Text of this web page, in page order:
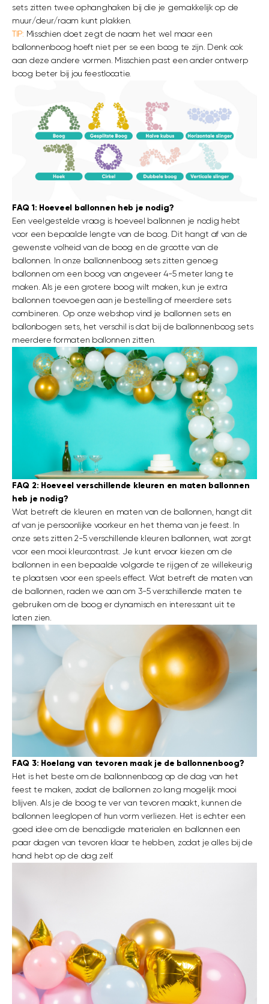
sets zitten twee ophanghaken bij die je gemakkelijk op de
muur/deur/raam kunt plakken.
TIP: Misschien doet zegt de naam het wel maar een
ballonnenboog hoeft niet per se een boog te zijn. Denk ook
aan deze andere vormen. Misschien past een ander ontwerp
boog beter bij jou feestlocatie.
FAQ 1: Hoeveel ballonnen heb je nodig?
Een veelgestelde vraag is hoeveel ballonnen je nodig hebt
voor een bepaalde lengte van de boog. Dit hangt af van de
gewenste volheid van de boog en de grootte van de
ballonnen. In onze ballonnenboog sets zitten genoeg
ballonnen om een boog van ongeveer 4-5 meter lang te
maken. Als je een grotere boog wilt maken, kun je extra
ballonnen toevoegen aan je bestelling of meerdere sets
combineren. Op onze webshop vind je ballonnen sets en
ballonbogen sets, het verschil is dat bij de ballonnenboog sets
meerdere formaten ballonnen zitten.
FAQ 2: Hoeveel verschillende kleuren en maten ballonnen
heb je nodig?
Wat betreft de kleuren en maten van de ballonnen, hangt dit
af van je persoonlijke voorkeur en het thema van je feest. In
onze sets zitten 2-5 verschillende kleuren ballonnen, wat zorgt
voor een mooi kleurcontrast. Je kunt ervoor kiezen om de
ballonnen in een bepaalde volgorde te rijgen of ze willekeurig
te plaatsen voor een speels effect. Wat betreft de maten van
de ballonnen, raden we aan om 3-5 verschillende maten te
gebruiken om de boog er dynamisch en interessant uit te
laten zien.
FAQ 3: Hoelang van tevoren maak je de ballonnenboog?
Het is het beste om de ballonnenboog op de dag van het
feest te maken, zodat de ballonnen zo lang mogelijk mooi
blijven. Als je de boog te ver van tevoren maakt, kunnen de
ballonnen leeglopen of hun vorm verliezen. Het is echter een
goed idee om de benodigde materialen en ballonnen een
paar dagen van tevoren klaar te hebben, zodat je alles bij de
hand hebt op de dag zelf.